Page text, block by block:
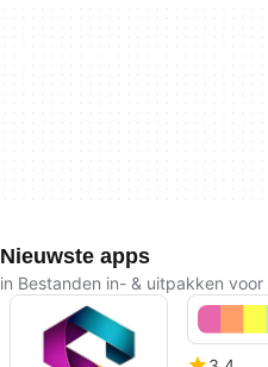
Nieuwste apps
in Bestanden in- & uitpakken voor